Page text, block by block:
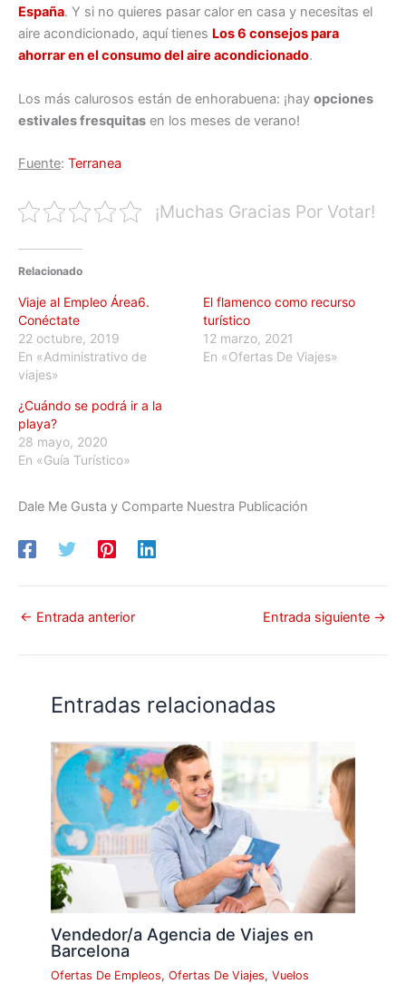
España. Y si no quieres pasar calor en casa y necesitas el
aire acondicionado, aquí tienes Los 6 consejos para
ahorrar en el consumo del aire acondicionado.
Los más calurosos están de enhorabuena: ¡hay opciones
estivales fresquitas en los meses de verano!
Fuente: Terranea
¡Muchas Gracias Por Votar!
Relacionado
Viaje al Empleo Área6.
Conéctate
22 octubre, 2019
En «Administrativo de
viajes»
El flamenco como recurso
turístico
12 marzo, 2021
En «Ofertas De Viajes»
¿Cuándo se podrá ir a la
playa?
28 mayo, 2020
En «Guía Turístico»
Dale Me Gusta y Comparte Nuestra Publicación
← Entrada anterior Entrada siguiente →
Entradas relacionadas
Vendedor/a Agencia de Viajes en
Barcelona
Ofertas De Empleos,Ofertas De Viajes,Vuelos